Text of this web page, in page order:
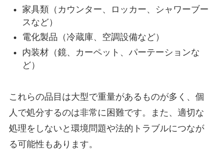
家具類（カウンター、ロッカー、シャワーブー
スなど）
電化製品（冷蔵庫、空調設備など）
内装材（鏡、カーペット、パーテーションな
ど）
これらの品目は大型で重量があるものが多く、個
人で処分するのは非常に困難です。また、適切な
処理をしないと環境問題や法的トラブルにつなが
る可能性もあります。